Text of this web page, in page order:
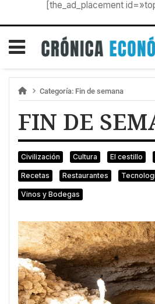
[the_ad_placement
Categoría: Fin de semana
FIN DE
Civilización Cultura El cestillo
Recetas Restaurantes
Vinos y Bodegas